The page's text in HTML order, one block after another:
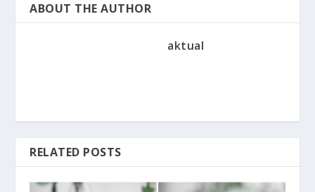
ABOUT THE AUTHOR
aktual
RELATED POSTS